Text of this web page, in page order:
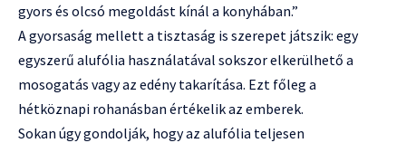
gyors és olcsó megoldást kínál a konyhában.”
A gyorsaság mellett a tisztaság is szerepet játszik: egy
egyszerű alufólia használatával sokszor elkerülhető a
mosogatás vagy az edény takarítása. Ezt főleg a
hétköznapi rohanásban értékelik az emberek.
Sokan úgy gondolják, hogy az alufólia teljesen